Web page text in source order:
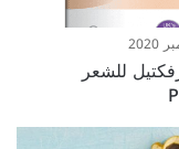
للشعر